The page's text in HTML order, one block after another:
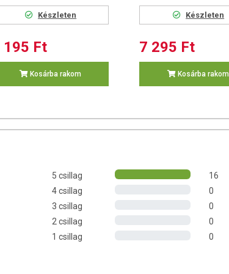
szűrőbetétnél
sebességgel
szabályzása)
a csapvíz áthalad az aktív szén, ill.
között, és ezzel mechanikailag, ill. kémiailag megköti a
szereket és szerves szennyeződéseket, javítja a víz
víz változó keménységét, amely a vízkövesedést okozza, és
percet vesz igénybe.
tartalmaz baktériumnövekedés gátlót.
víz
Készleten
195 Ft
Kosárba rakom
Készleten
7 295 Ft
Kosárba rakom
5 csillag
16
4 csillag
0
3 csillag
0
2 csillag
0
1 csillag
0